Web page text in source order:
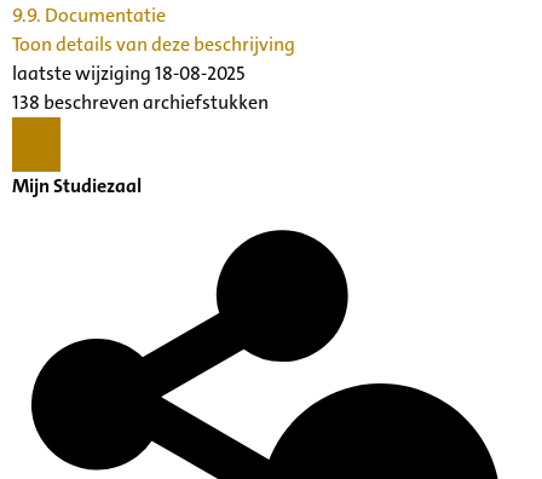
9.9. Documentatie
Toon details van deze beschrijving
laatste wijziging 18-08-2025
138 beschreven archiefstukken
Mijn Studiezaal